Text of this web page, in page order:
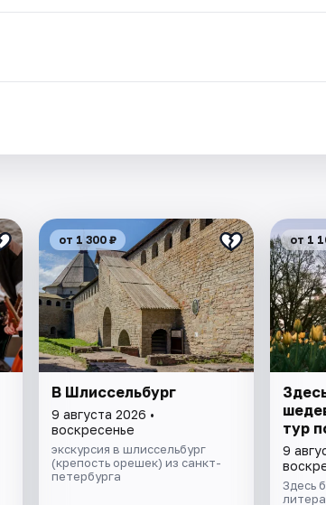
от 1 300 ₽
В Шлиссельбург
9 августа 2026 •
воскресенье
экскурсия в шлиссельбург
(крепость орешек) из санкт-
петербурга
от 1
тур
9
Здесь